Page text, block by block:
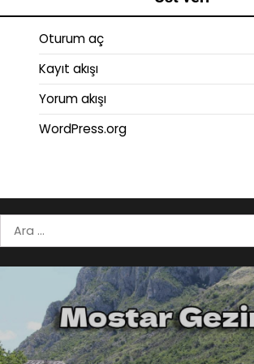
Oturum aç
Kayıt akışı
Yorum akışı
WordPress.org
Arama: